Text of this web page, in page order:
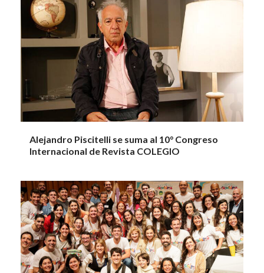
Alejandro Piscitelli se suma al 10° Congreso
Internacional de Revista COLEGIO